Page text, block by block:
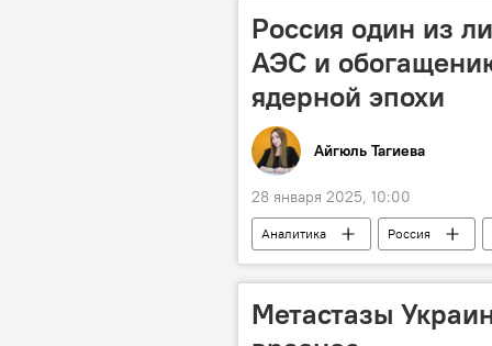
Россия один из
АЭС и
ядерной эпохи
Айгюль Тагиева
28 января 2025, 10:00
Аналитика Россия
атомная энергия
атомная
Метастазы